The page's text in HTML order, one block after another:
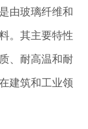
由玻璃纤维和
。其主要特性
、耐高温和耐
建筑和工业领